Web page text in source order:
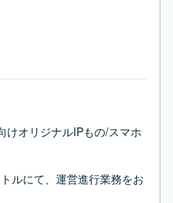
けオリジナルIPもの/スマホ
ルにて、運営進行業務をお